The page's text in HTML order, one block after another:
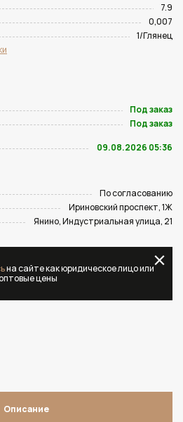
7.9
0,007
1/Глянец
Под заказ
Под заказ
09.08.2026 05:36
По согласованию
Ириновский проспект, 1Ж
Янино, Индустриальная улица, 21
на сайте как юридическое лицо или
цены
Описание